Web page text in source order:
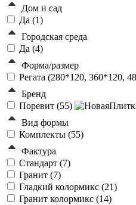
Дом и сад
Да (1)
Городская среда
Да (4)
Форма/размер
Регата (280*120, 360*120,
Бренд
Поревит (55)
Вид формы
Комплекты (55)
Фактура
Стандарт (7)
Гранит (7)
Гладкий колормикс (21)
Гранит колормикс (14)